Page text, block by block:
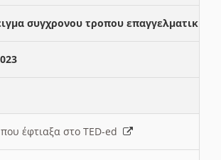
συγχρονου τροπου επαγγελματικης
έφτιαξα στο TED-ed